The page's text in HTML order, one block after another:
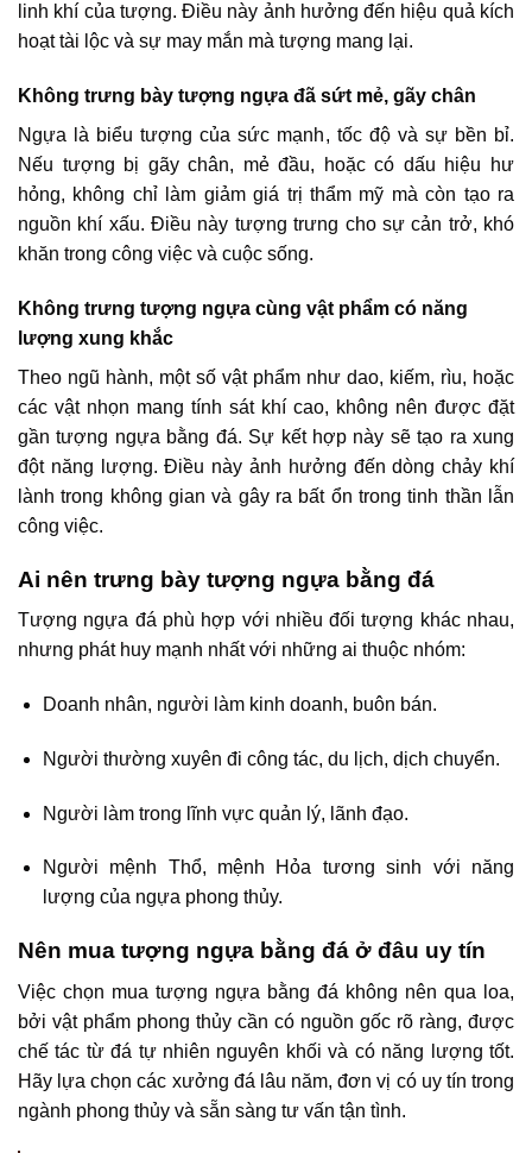
linh khí của tượng. Điều này ảnh hưởng đến hiệu quả kích
hoạt tài lộc và sự may mắn mà tượng mang lại.
Không trưng bày tượng ngựa đã sứt mẻ, gãy chân
Ngựa là biểu tượng của sức mạnh, tốc độ và sự bền bỉ.
Nếu tượng bị gãy chân, mẻ đầu, hoặc có dấu hiệu hư
hỏng, không chỉ làm giảm giá trị thẩm mỹ mà còn tạo ra
nguồn khí xấu. Điều này tượng trưng cho sự cản trở, khó
khăn trong công việc và cuộc sống.
Không trưng tượng ngựa cùng vật phẩm có năng
lượng xung khắc
Theo ngũ hành, một số vật phẩm như dao, kiếm, rìu, hoặc
các vật nhọn mang tính sát khí cao, không nên được đặt
gần tượng ngựa bằng đá. Sự kết hợp này sẽ tạo ra xung
đột năng lượng. Điều này ảnh hưởng đến dòng chảy khí
lành trong không gian và gây ra bất ổn trong tinh thần lẫn
công việc.
Ai nên trưng bày tượng ngựa bằng đá
Tượng ngựa đá phù hợp với nhiều đối tượng khác nhau,
nhưng phát huy mạnh nhất với những ai thuộc nhóm:
Doanh nhân, người làm kinh doanh, buôn bán.
Người thường xuyên đi công tác, du lịch, dịch chuyển.
Người làm trong lĩnh vực quản lý, lãnh đạo.
Người mệnh Thổ, mệnh Hỏa tương sinh với năng
lượng của ngựa phong thủy.
Nên mua tượng ngựa bằng đá ở đâu uy tín
Việc chọn mua tượng ngựa bằng đá không nên qua loa,
bởi vật phẩm phong thủy cần có nguồn gốc rõ ràng, được
chế tác từ đá tự nhiên nguyên khối và có năng lượng tốt.
Hãy lựa chọn các xưởng đá lâu năm, đơn vị có uy tín trong
ngành phong thủy và sẵn sàng tư vấn tận tình.